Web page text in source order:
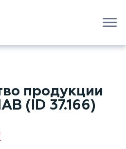
продукции
(ID 37.166)